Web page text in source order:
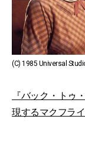
(C) 1985 Universal
『バック・トゥ
現するマクフラ